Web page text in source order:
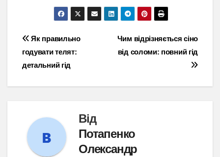
Навігація
записів
Чим відрізняється сіно
від соломи: повний гід
Як правильно
годувати телят:
детальний гід
Від
Потапенко
Олександр